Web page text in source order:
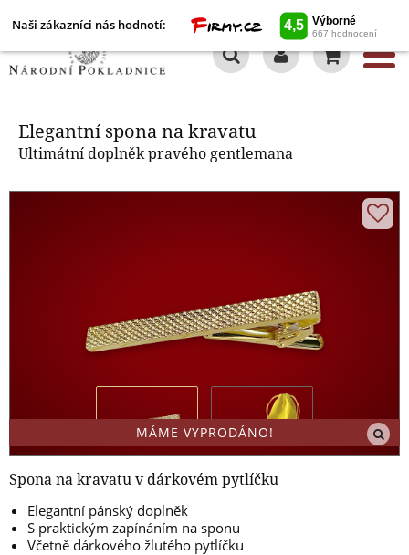
Naši zákazníci nás hodnotí:
Elegantní spona na kravatu
Ultimátní doplněk pravého gentlemana
MÁME VYPRODÁNO!
Spona na kravatu v dárkovém pytlíčku
Elegantní pánský doplněk
S praktickým zapínáním na sponu
Včetně dárkového žlutého pytlíčku
Elegantní spona na kravatu